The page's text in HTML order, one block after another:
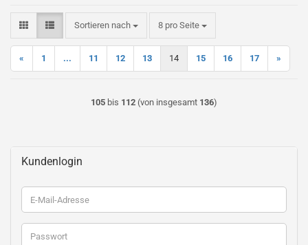
Sortieren nach
Sortieren nach 8 pro Seite
pro Seite
« 1 ... 11 12 13 14 15 16 17 »
105 bis 112 (von insgesamt 136)
Kundenlogin
E-
Mail-
Adresse
Passwort